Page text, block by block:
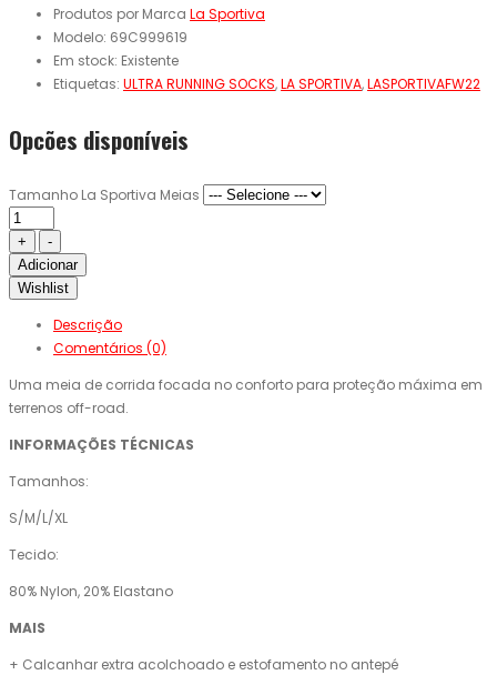
Produtos por Marca La Sportiva
Modelo: 69C999619
Em stock: Existente
Etiquetas: ULTRA RUNNING SOCKS,LA SPORTIVA,LASPORTIVAFW22
Opcões disponíveis
Tamanho La Sportiva Meias
Adicionar
Wishlist
Descrição
Comentários (0)
Uma meia de corrida focada no conforto para proteção máxima em
terrenos off-road.
INFORMAÇÕES TÉCNICAS
Tamanhos:
S/M/L/XL
Tecido:
80% Nylon, 20% Elastano
MAIS
+ Calcanhar extra acolchoado e estofamento no antepé